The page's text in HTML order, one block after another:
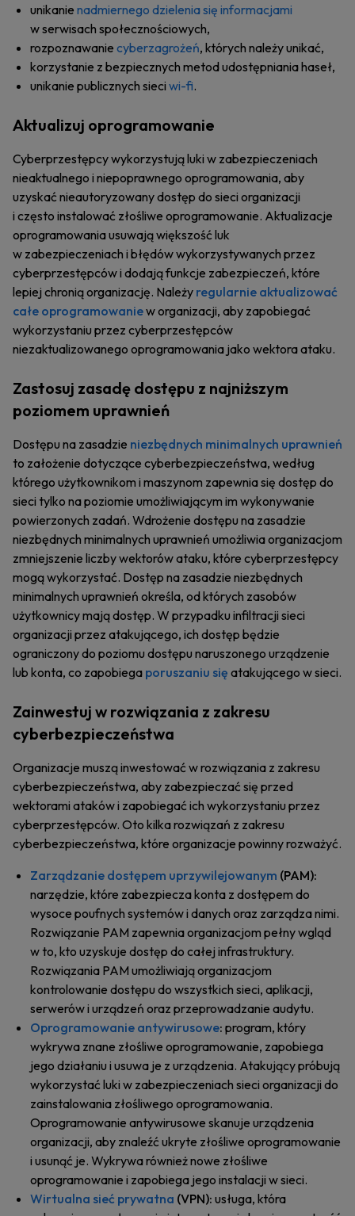
unikanie nadmiernego dzielenia się informacjami
w serwisach społecznościowych,
rozpoznawanie cyberzagrożeń, których należy unikać,
korzystanie z bezpiecznych metod udostępniania haseł,
unikanie publicznych sieci wi-fi.
Aktualizuj oprogramowanie
Cyberprzestępcy wykorzystują luki w zabezpieczeniach
nieaktualnego i niepoprawnego oprogramowania, aby
uzyskać nieautoryzowany dostęp do sieci organizacji
i często instalować złośliwe oprogramowanie. Aktualizacje
oprogramowania usuwają większość luk
w zabezpieczeniach i błędów wykorzystywanych przez
cyberprzestępców i dodają funkcje zabezpieczeń, które
lepiej chronią organizację. Należy regularnie aktualizować
całe oprogramowaniew organizacji, aby zapobiegać
wykorzystaniu przez cyberprzestępców
niezaktualizowanego oprogramowania jako wektora ataku.
Zastosuj zasadę dostępu z najniższym
poziomem uprawnień
Dostępu na zasadzie niezbędnych minimalnych uprawnień
to założenie dotyczące cyberbezpieczeństwa, według
którego użytkownikom i maszynom zapewnia się dostęp do
sieci tylko na poziomie umożliwiającym im wykonywanie
powierzonych zadań. Wdrożenie dostępu na zasadzie
niezbędnych minimalnych uprawnień umożliwia organizacjom
zmniejszenie liczby wektorów ataku, które cyberprzestępcy
mogą wykorzystać. Dostęp na zasadzie niezbędnych
minimalnych uprawnień określa, od których zasobów
użytkownicy mają dostęp. W przypadku infiltracji sieci
organizacji przez atakującego, ich dostęp będzie
ograniczony do poziomu dostępu naruszonego urządzenie
lub konta, co zapobiega poruszaniu się atakującego w sieci.
Zainwestuj w rozwiązania z zakresu
cyberbezpieczeństwa
Organizacje muszą inwestować w rozwiązania z zakresu
cyberbezpieczeństwa, aby zabezpieczać się przed
wektorami ataków i zapobiegać ich wykorzystaniu przez
cyberprzestępców. Oto kilka rozwiązań z zakresu
cyberbezpieczeństwa, które organizacje powinny rozważyć.
Zarządzanie dostępem uprzywilejowanym (PAM):
narzędzie, które zabezpiecza konta z dostępem do
wysoce poufnych systemów i danych oraz zarządza nimi.
Rozwiązanie PAM zapewnia organizacjom pełny wgląd
w to, kto uzyskuje dostęp do całej infrastruktury.
Rozwiązania PAM umożliwiają organizacjom
kontrolowanie dostępu do wszystkich sieci, aplikacji,
serwerów i urządzeń oraz przeprowadzanie audytu.
Oprogramowanie antywirusowe: program, który
wykrywa znane złośliwe oprogramowanie, zapobiega
jego działaniu i usuwa je z urządzenia. Atakujący próbują
wykorzystać luki w zabezpieczeniach sieci organizacji do
zainstalowania złośliwego oprogramowania.
Oprogramowanie antywirusowe skanuje urządzenia
organizacji, aby znaleźć ukryte złośliwe oprogramowanie
i usunąć je. Wykrywa również nowe złośliwe
oprogramowanie i zapobiega jego instalacji w sieci.
Wirtualna sieć prywatna (VPN): usługa, która